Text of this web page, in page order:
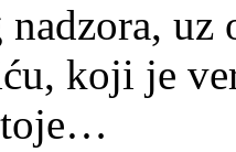
nadzora, uz
koji je